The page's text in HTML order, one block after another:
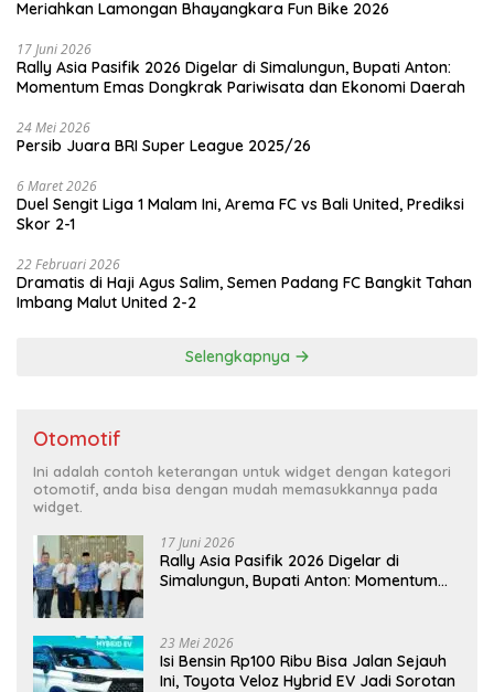
Meriahkan Lamongan Bhayangkara Fun Bike 2026
17 Juni 2026
Rally Asia Pasifik 2026 Digelar di Simalungun, Bupati Anton:
Momentum Emas Dongkrak Pariwisata dan Ekonomi Daerah
24 Mei 2026
Persib Juara BRI Super League 2025/26
6 Maret 2026
Duel Sengit Liga 1 Malam Ini, Arema FC vs Bali United, Prediksi
Skor 2-1
22 Februari 2026
Dramatis di Haji Agus Salim, Semen Padang FC Bangkit Tahan
Imbang Malut United 2-2
Selengkapnya
Otomotif
Ini adalah contoh keterangan untuk widget dengan kategori
otomotif, anda bisa dengan mudah memasukkannya pada
widget.
17 Juni 2026
Rally Asia Pasifik 2026 Digelar di
Simalungun, Bupati Anton: Momentum
23 Mei 2026
Isi Bensin Rp100 Ribu Bisa Jalan Sejauh
Ini, Toyota Veloz Hybrid EV Jadi Sorotan